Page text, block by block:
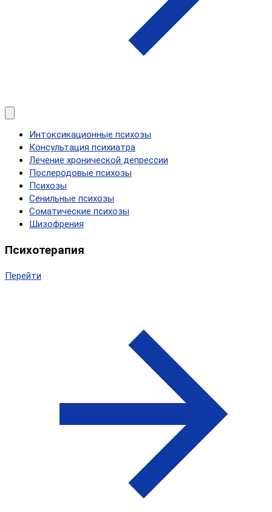
Интоксикационные психозы
Консультация психиатра
Лечение хронической депрессии
Послеродовые психозы
Психозы
Сенильные психозы
Соматические психозы
Шизофрения
Психотерапия
Перейти